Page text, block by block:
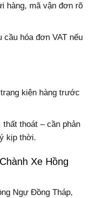
hàng, mã vận đơn rõ
hóa đơn VAT nếu
kiện hàng trước
thất thoát – cần phản
kịp thời.
Xe Hồng
Ngự Đồng Tháp,